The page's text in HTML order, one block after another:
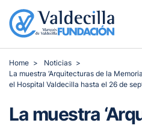
Home
Noticias
La muestra ‘Arquitecturas de la
el Hospital Valdecilla hasta el 26 de
La muestra